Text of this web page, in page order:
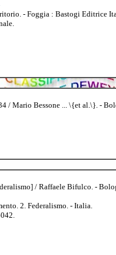
- Foggia : Bastogi Editrice
/ Mario Bessone ... \{et al.\}. -
/ Raffaele Bifulco. -
2. Federalismo. - Italia.